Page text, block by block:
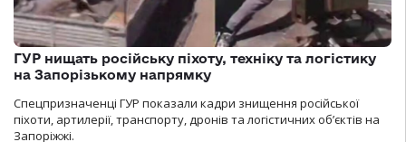
ГУР нищать російську піхоту, техніку та логістику
на Запорізькому напрямку
Спецпризначенці ГУР показали кадри знищення російської
піхоти, артилерії, транспорту, дронів та логістичних об’єктів на
Запоріжжі.